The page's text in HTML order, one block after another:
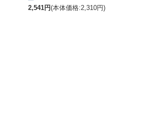
2,541円(本体価格:2,310円)